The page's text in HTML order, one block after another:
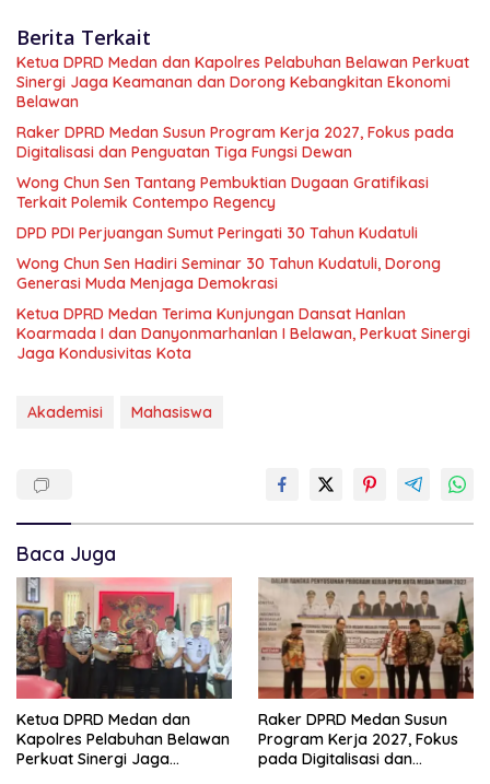
Berita Terkait
Ketua DPRD Medan dan Kapolres Pelabuhan Belawan Perkuat
Sinergi Jaga Keamanan dan Dorong Kebangkitan Ekonomi
Belawan
Raker DPRD Medan Susun Program Kerja 2027, Fokus pada
Digitalisasi dan Penguatan Tiga Fungsi Dewan
Wong Chun Sen Tantang Pembuktian Dugaan Gratifikasi
Terkait Polemik Contempo Regency
DPD PDI Perjuangan Sumut Peringati 30 Tahun Kudatuli
Wong Chun Sen Hadiri Seminar 30 Tahun Kudatuli, Dorong
Generasi Muda Menjaga Demokrasi
Ketua DPRD Medan Terima Kunjungan Dansat Hanlan
Koarmada I dan Danyonmarhanlan I Belawan, Perkuat Sinergi
Jaga Kondusivitas Kota
Akademisi Mahasiswa
Baca Juga
Ketua DPRD Medan dan
Kapolres Pelabuhan Belawan
Perkuat Sinergi Jaga
Raker DPRD Medan Susun
Program Kerja 2027, Fokus
pada Digitalisasi dan